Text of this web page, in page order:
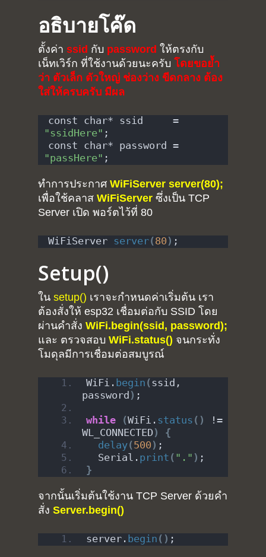
อธิบายโค๊ด
ตั้งค่า ssid กับ password ให้ตรงกับ
เน็ทเวิร์ก ที่ใช้งานด้วยนะครับ โดยขอย้ำ
ว่า ตัวเล็ก ตัวใหญ่ ช่องว่าง ขีดกลาง ต้อง
ใส่ให้ครบครับ มีผล
"ssidHere" ;
"passHere" ;
ทำการประกาศ WiFiServer server(80);
เพื่อใช้คลาส WiFiServer ซึ่งเป็น TCP
Server เปิด พอร์ตไว้ที่ 80
WiFiServer server(80 ) ;
Setup()
ใน setup() เราจะกำหนดค่าเริ่มต้น เรา
ต้องสั่งให้ esp32 เชื่อมต่อกับ SSID โดย
ผ่านคำสั่ง WiFi.begin(ssid, password);
และ ตรวจสอบ WiFi.status() จนกระทั่ง
โมดุลมีการเชื่อมต่อสมบูรณ์
WiFi. begin (ssid,
password ) ;
while (WiFi. status ()
!=
WL_CONNECTED)
{
delay(500 ) ;
  Serial.
print ( "." ) ;
}
จากนั้นเริ่มต้นใช้งาน TCP Server ด้วยคำ
สั่ง Server.begin()
server. begin () ;
Portfolio
Arduino
About